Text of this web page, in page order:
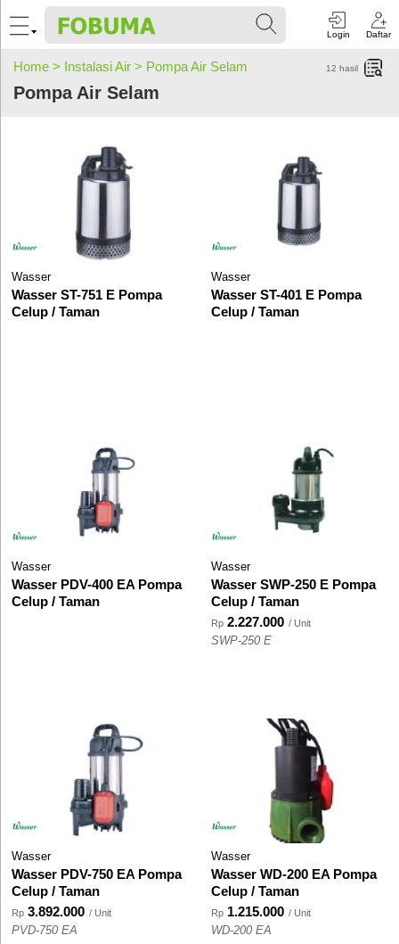
Login Daftar
Home > Instalasi Air > Pompa Air Selam
Pompa Air Selam
12 hasil
Wasser
Wasser ST-751 E Pompa
Celup / Taman
Wasser
Wasser ST-401 E Pompa
Celup / Taman
Wasser
Wasser PDV-400 EA Pompa
Celup / Taman
Wasser
Wasser SWP-250 E Pompa
Celup / Taman
Rp 2.227.000 / Unit
SWP-250 E
Wasser
Wasser PDV-750 EA Pompa
Celup / Taman
Rp 3.892.000 / Unit
PVD-750 EA
Wasser
Wasser WD-200 EA Pompa
Celup / Taman
Rp 1.215.000 / Unit
WD-200 EA